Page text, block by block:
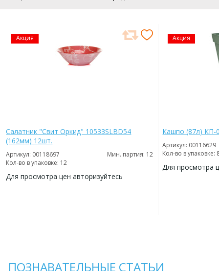
Акция
Салатник "Свит Оркид" 10533SLBD54
(162мм) 12шт.
Артикул: 00118697
Мин. партия: 12
Кол-во в упаковке: 12
Для просмотра цен авторизуйтесь
Акция
Кашпо (87л) КП-
Артикул: 00116629
Кол-во в упаковке:
Для просмотра
ПОЗНАВАТЕЛЬНЫЕ СТАТЬИ